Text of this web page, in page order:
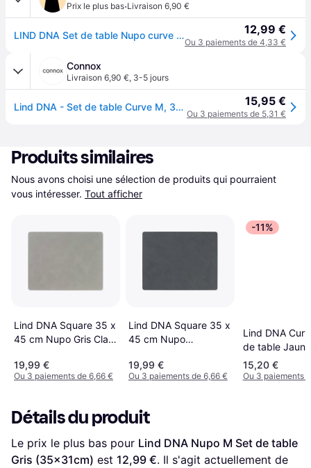
Prix le plus bas·Livraison 6,90 €
LIND DNA Set de table Nupo curve M Gris clair 12,99 €
Ou 3 paiements de 4,33 €
Connox
Livraison 6,90 €, 3-5 jours
Lind DNA - Set de table Curve M, 31 x 35 cm, Nupo gris clair - Gris 15,95 €
Ou 3 paiements de 5,31 €
Produits similaires
Nous avons choisi une sélection de produits qui pourraient
vous intéresser. Tout afficher
Lind DNA Square 35 x
45 cm Nupo Gris Clair
(45x35cm)
19,99 €
Ou 3 paiements de 6,66 €
Lind DNA Square 35 x
45 cm Nupo
table Gris (45x35cm)
19,99 €
Ou 3 paiements de 6,66 €
-11%
Lind DNA
de table
Marron, Beige,
Vert, Bleu,
15,20 €
Ou 3 paiements
Détails du produit
Le prix le plus bas pour Lind DNA Nupo M Set de table
Gris (35x31cm) est 12,99 €. Il s'agit actuellement de